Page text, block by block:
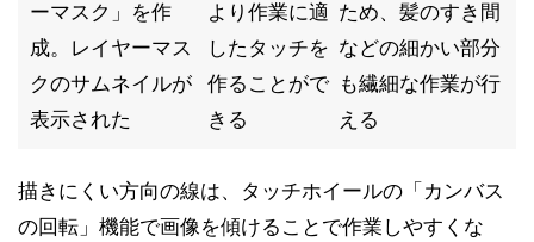
ーマスク」を作
成。レイヤーマス
クのサムネイルが
表示された
より作業に適
したタッチを
作ることがで
きる
ため、髪のすき間
などの細かい部分
も繊細な作業が行
える
描きにくい方向の線は、タッチホイールの「カンバス
の回転」機能で画像を傾けることで作業しやすくな